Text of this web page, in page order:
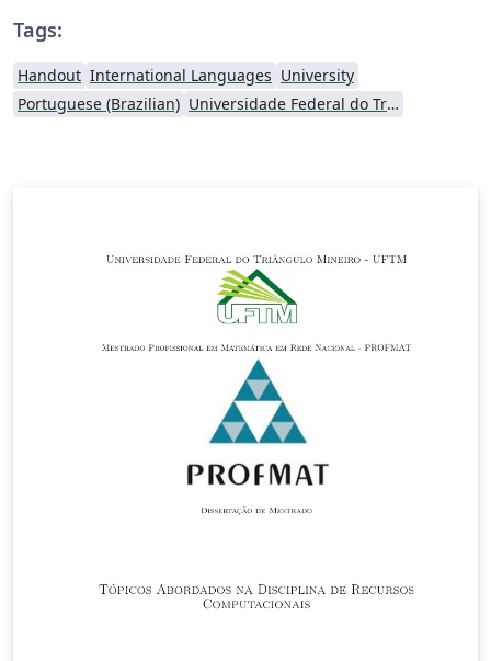
Tags:
Handout International Languages University
Portuguese (Brazilian)
Universidade Federal do Triângulo Mineiro